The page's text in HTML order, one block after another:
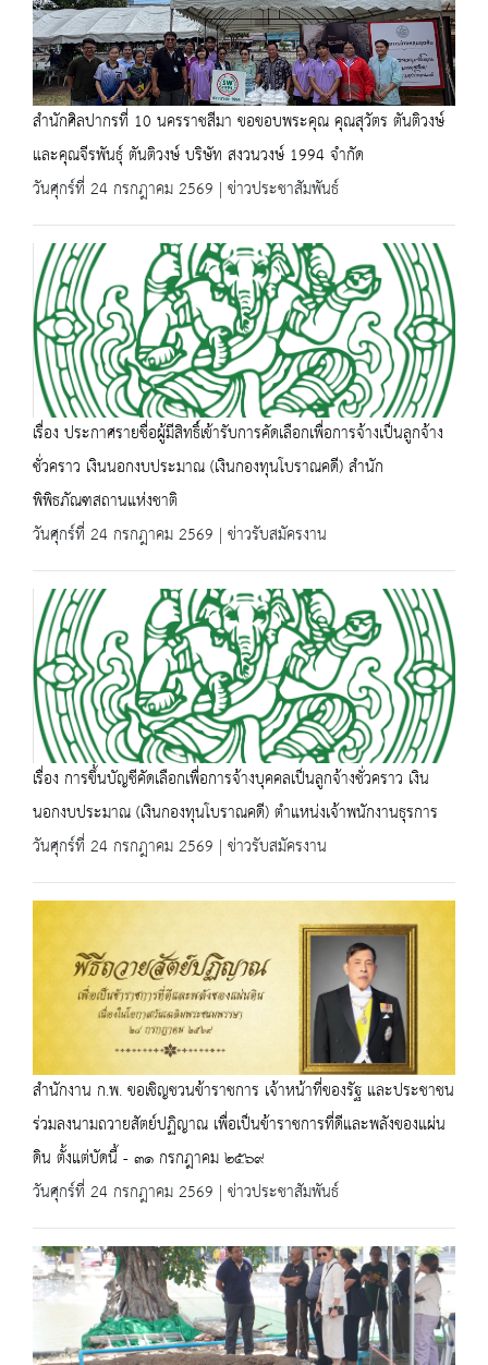
สำนักศิลปากรที่ 10 นครราชสีมา ขอขอบพระคุณ คุณสุวัตร ตันติวงษ์
และคุณจีรพันธุ์ ตันติวงษ์ บริษัท สงวนวงษ์ 1994 จำกัด
วันศุกร์ที่ 24 กรกฎาคม 2569 | ข่าวประชาสัมพันธ์
เรื่อง ประกาศรายชื่อผู้มีสิทธิ์เข้ารับการคัดเลือกเพื่อการจ้างเป็นลูกจ้าง
ชั่วคราว เงินนอกงบประมาณ (เงินกองทุนโบราณคดี) สำนัก
พิพิธภัณฑสถานแห่งชาติ
วันศุกร์ที่ 24 กรกฎาคม 2569 | ข่าวรับสมัครงาน
เรื่อง การขึ้นบัญชีคัดเลือกเพื่อการจ้างบุคคลเป็นลูกจ้างชั่วคราว เงิน
นอกงบประมาณ (เงินกองทุนโบราณคดี) ตำแหน่งเจ้าพนักงานธุรการ
วันศุกร์ที่ 24 กรกฎาคม 2569 | ข่าวรับสมัครงาน
สำนักงาน ก.พ. ขอเชิญชวนข้าราชการ เจ้าหน้าที่ของรัฐ และประชาชน
ร่วมลงนามถวายสัตย์ปฏิญาณ เพื่อเป็นข้าราชการที่ดีและพลังของแผ่น
ดิน ตั้งแต่บัดนี้ - ๓๑ กรกฎาคม ๒๕๖๙
วันศุกร์ที่ 24 กรกฎาคม 2569 | ข่าวประชาสัมพันธ์